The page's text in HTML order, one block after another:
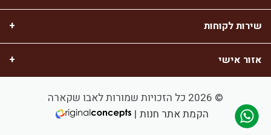
שירות לקוחות
אזור אישי
© 2026 כל הזכויות שמורות לאבו שקארה
הקמת אתר חנות |